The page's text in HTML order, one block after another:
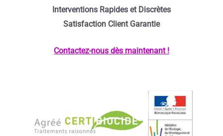
Interventions Rapides et Discrètes
Satisfaction Client Garantie
Contactez-nous dès maintenant !